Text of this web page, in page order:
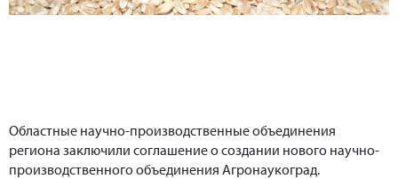
Областные научно-производственные объединения
региона заключили соглашение о создании нового научно-
производственного объединения Агронаукоград.